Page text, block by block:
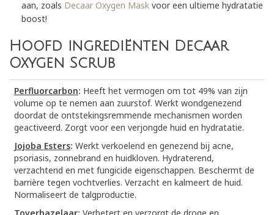
aan, zoals Decaar Oxygen Mask voor een ultieme hydratatie
boost!
Hoofd ingrediënten Decaar
Oxygen Scrub
Perfluorcarbon: Heeft het vermogen om tot 49% van zijn
volume op te nemen aan zuurstof. Werkt wondgenezend
doordat de ontstekingsremmende mechanismen worden
geactiveerd. Zorgt voor een verjongde huid en hydratatie.
Jojoba Esters: Werkt verkoelend en genezend bij acne,
psoriasis, zonnebrand en huidkloven. Hydraterend,
verzachtend en met fungicide eigenschappen. Beschermt de
barrière tegen vochtverlies. Verzacht en kalmeert de huid.
Normaliseert de talgproductie.